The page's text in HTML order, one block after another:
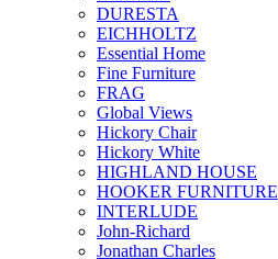
DURESTA
EICHHOLTZ
Essential Home
Fine Furniture
FRAG
Global Views
Hickory Chair
Hickory White
HIGHLAND HOUSE
HOOKER FURNITURE
INTERLUDE
John-Richard
Jonathan Charles